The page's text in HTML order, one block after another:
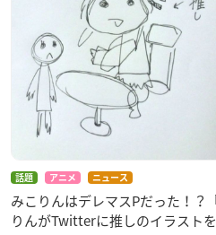
話題 アニメ ニュース
みこりんはデレマスPだった！？
りんがTwitterに推しのイラスト